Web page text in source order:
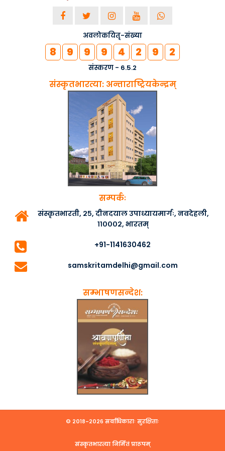
अवलोकयितृ-संख्या
8 9 9 9 4 2 9 2
संस्करण - 6.5.2
संस्कृतभारत्या: अन्ताराष्ट्रियकेन्द्रम्
सम्पर्कः
संस्कृतभारती, २५, दीनदयाल उपाध्यायमार्गः, नवदेहली,
११०००२, भारतम्
+91-1141630462
samskritamdelhi@gmail.com
सम्भाषणसन्देश:
© २०१८-२०२६ सर्वाधिकाराः सुरक्षिताः
संस्कृतभारत्या निर्मितं प्रारूपम्